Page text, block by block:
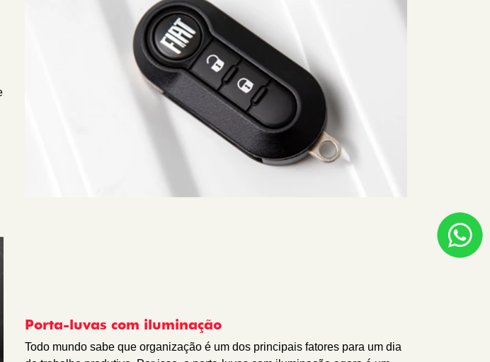
Porta-luvas com iluminação
Todo mundo sabe que organização é um dos principais fatores para um dia